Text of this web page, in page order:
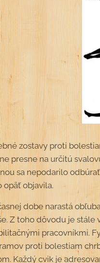
zostavy proti
presne na určitú
sa nepodarilo
opäť objavila.
dobe narastá
Z toho dôvodu je stále
pracovníkmi.
proti bolestiam
Každý cvik je